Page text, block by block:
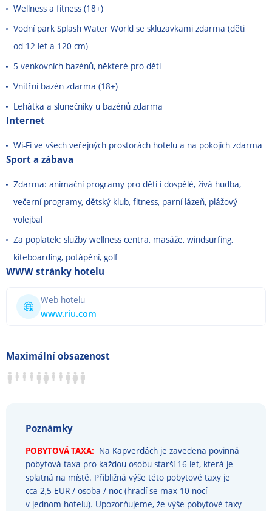
Wellness a fitness (18+)
Vodní park Splash Water World se skluzavkami zdarma (děti
od 12 let a 120 cm)
5 venkovních bazénů, některé pro děti
Vnitřní bazén zdarma (18+)
Lehátka a slunečníky u bazénů zdarma
Internet
Wi-Fi ve všech veřejných prostorách hotelu a na pokojích zdarma
Sport a zábava
Zdarma: animační programy pro děti i dospělé, živá hudba,
večerní programy, dětský klub, fitness, parní lázeň, plážový
volejbal
Za poplatek: služby wellness centra, masáže, windsurfing,
kiteboarding, potápění, golf
WWW stránky hotelu
Web hotelu
www.riu.com
Maximální obsazenost
Poznámky
POBYTOVÁ TAXA: Na Kapverdách je zavedena povinná
pobytová taxa pro každou osobu starší 16 let, která je
splatná na místě. Přibližná výše této pobytové taxy je
cca 2,5 EUR / osoba / noc (hradí se max 10 nocí
v jednom hotelu). Upozorňujeme, že výše pobytové taxy